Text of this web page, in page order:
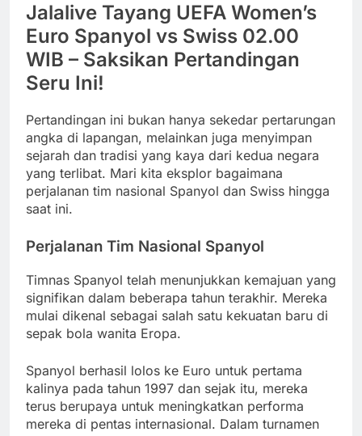
Jalalive Tayang UEFA Women’s
Euro Spanyol vs Swiss 02.00
WIB – Saksikan Pertandingan
Seru Ini!
Pertandingan ini bukan hanya sekedar pertarungan
angka di lapangan, melainkan juga menyimpan
sejarah dan tradisi yang kaya dari kedua negara
yang terlibat. Mari kita eksplor bagaimana
perjalanan tim nasional Spanyol dan Swiss hingga
saat ini.
Perjalanan Tim Nasional Spanyol
Timnas Spanyol telah menunjukkan kemajuan yang
signifikan dalam beberapa tahun terakhir. Mereka
mulai dikenal sebagai salah satu kekuatan baru di
sepak bola wanita Eropa.
Spanyol berhasil lolos ke Euro untuk pertama
kalinya pada tahun 1997 dan sejak itu, mereka
terus berupaya untuk meningkatkan performa
mereka di pentas internasional. Dalam turnamen